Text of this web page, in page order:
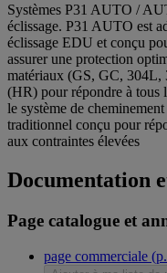
Systèmes P31 AUTO /
éclissage. P31 AUTO est
éclissage EDU et conçu
assurer une protection
matériaux (GS, GC, 304L,
(HR) pour répondre à tous
le système de
traditionnel conçu pour
aux contraintes élevées
Documentation
Page catalogue et
page commerciale